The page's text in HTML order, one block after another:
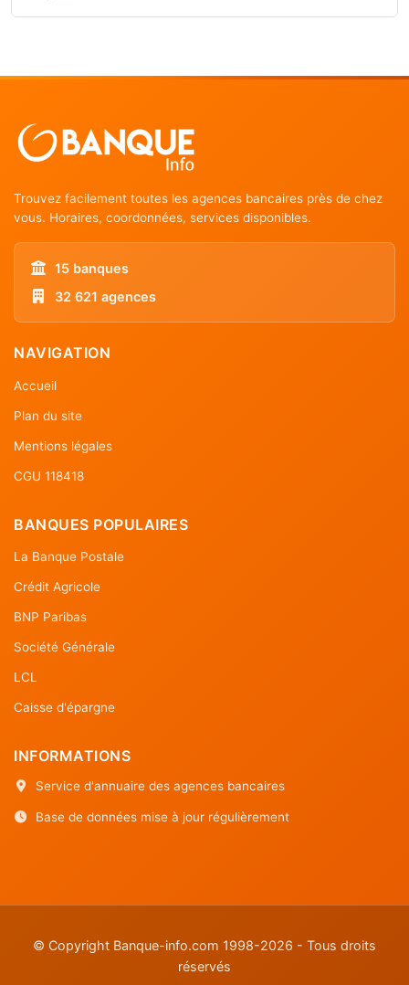
Trouvez facilement toutes les agences bancaires près de chez
vous. Horaires, coordonnées, services disponibles.
15 banques
32 621 agences
NAVIGATION
Accueil
Plan du site
Mentions légales
CGU 118418
BANQUES POPULAIRES
La Banque Postale
Crédit Agricole
BNP Paribas
Société Générale
LCL
Caisse d'épargne
INFORMATIONS
Service d'annuaire des agences bancaires
Base de données mise à jour régulièrement
© Copyright Banque-info.com 1998-2026 - Tous droits
réservés